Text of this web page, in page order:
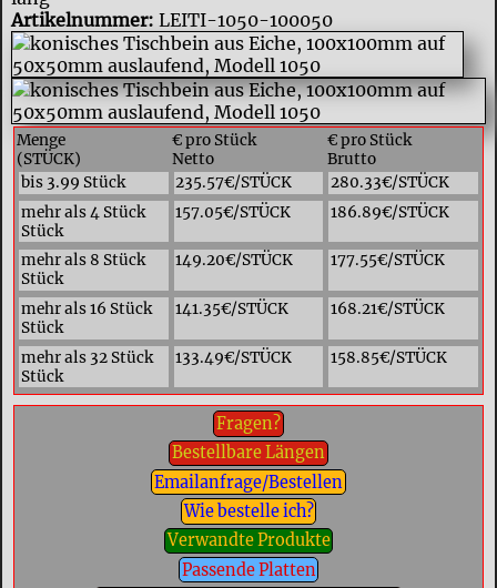
Artikelnummer: LEITI-1050-100050
Menge
(STÜCK)
€ pro Stück
Netto
€ pro Stück
Brutto
bis 3.99 Stück
235.57€/STÜCK
280.33€/STÜCK
mehr als 4 Stück
Stück
157.05€/STÜCK 186.89€/STÜCK
mehr als 8 Stück
Stück
149.20€/STÜCK 177.55€/STÜCK
mehr als 16 Stück
Stück
141.35€/STÜCK 168.21€/STÜCK
mehr als 32 Stück
Stück
133.49€/STÜCK 158.85€/STÜCK
Fragen?
Bestellbare Längen
Emailanfrage/Bestellen
Wie bestelle ich?
Verwandte Produkte
Passende Platten